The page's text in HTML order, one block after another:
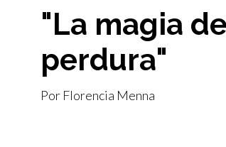
"La magia
perdura"
Por Florencia Menna